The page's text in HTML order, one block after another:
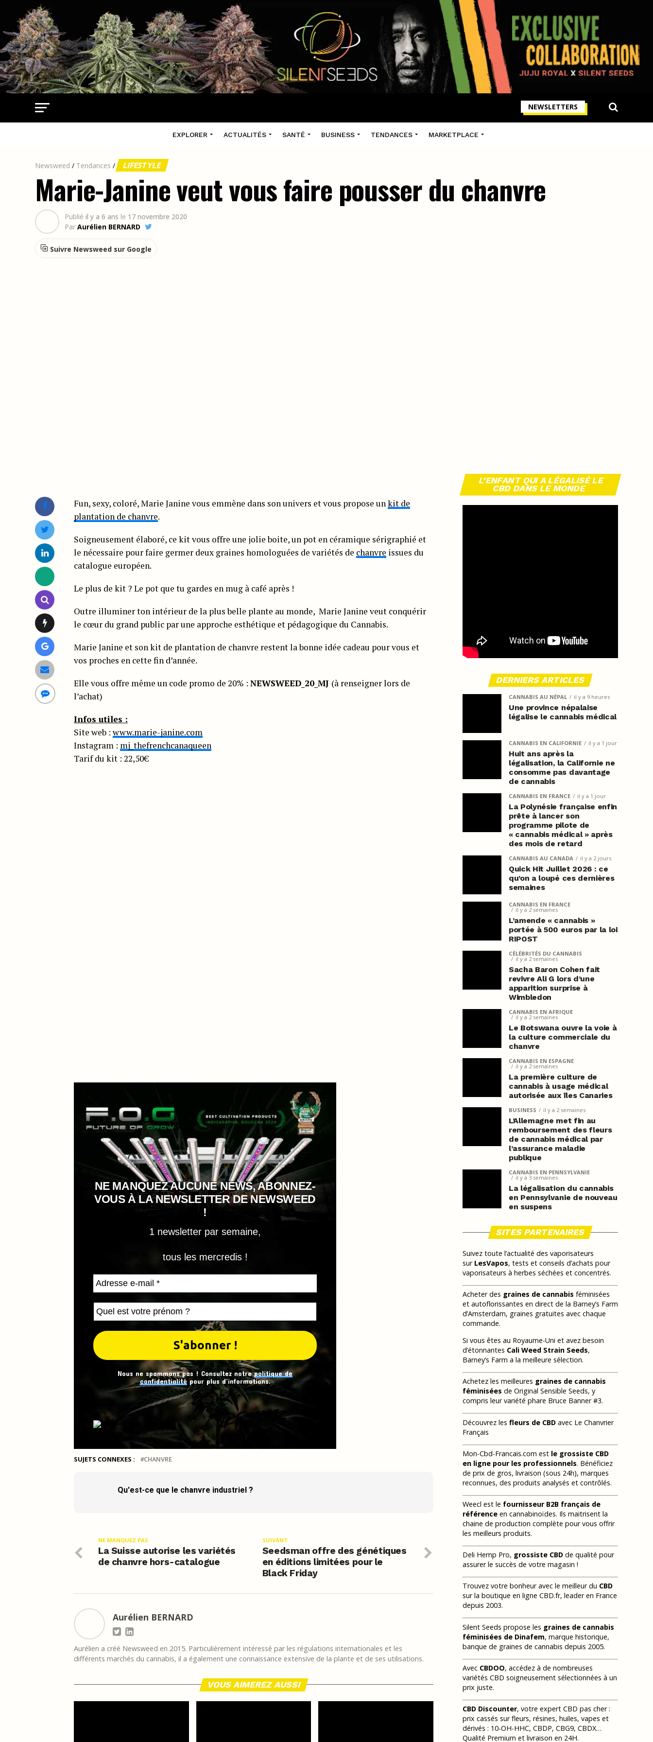
NEWSLETTERS
EXPLORER ACTUALITÉS SANTÉ BUSINESS TENDANCES MARKETPLACE
Newsweed / Tendances / LIFESTYLE
Marie-Janine veut vous faire pousser du chanvre
Publié il y a 6 ans le 17 novembre 2020
Par Aurélien BERNARD
Suivre Newsweed sur Google
Fun, sexy, coloré, Marie Janine vous emmène dans son univers et vous propose un kit de
plantation de chanvre.
Soigneusement élaboré, ce kit vous offre une jolie boite, un pot en céramique sérigraphié et
le nécessaire pour faire germer deux graines homologuées de variétés de chanvre issues du
catalogue européen.
Le plus de kit ? Le pot que tu gardes en mug à café après !
Outre illuminer ton intérieur de la plus belle plante au monde, Marie Janine veut conquérir
le cœur du grand public par une approche esthétique et pédagogique du Cannabis.
Marie Janine et son kit de plantation de chanvre restent la bonne idée cadeau pour vous et
vos proches en cette fin d’année.
Elle vous offre même un code promo de 20% : NEWSWEED_20_MJ (à renseigner lors de
l’achat)
Infos utiles :
Site web : www.marie-janine.com
Instagram : mj_thefrenchcanaqueen
Tarif du kit : 22,50€
NE MANQUEZ AUCUNE NEWS, ABONNEZ-
VOUS À LA NEWSLETTER DE NEWSWEED
!
1 newsletter par semaine,
tous les mercredis !
Nous ne spammons pas ! Consultez notrepolitique de
confidentialitépour plus d’informations.
SUJETS CONNEXES : CHANVRE
Qu'est-ce que le chanvre industriel ?
SUIVANT
Seedsman offre des génétiques
en éditions limitées pour le
Black Friday
NE MANQUEZ PAS
La Suisse autorise les variétés
de chanvre hors-catalogue
Aurélien BERNARD
Aurélien a créé Newsweed en 2015. Particulièrement intéressé par les régulations internationales et les
différents marchés du cannabis, il a également une connaissance extensive de la plante et de ses utilisations.
VOUS AIMEREZ AUSSI
L’ENFANT QUI A LÉGALISÉ LE
CBD DANS LE MONDE
DERNIERS ARTICLES
CANNABIS AU NÉPAL il y a 9 heures
Une province népalaise
légalise le cannabis médical
CANNABIS EN CALIFORNIE il y a 1 jour
Huit ans après la
légalisation, la Californie ne
consomme pas davantage
de cannabis
CANNABIS EN FRANCE il y a 1 jour
La Polynésie française enfin
prête à lancer son
programme pilote de
« cannabis médical » après
des mois de retard
CANNABIS AU CANADA il y a 2 jours
Quick Hit Juillet 2026 : ce
qu’on a loupé ces dernières
semaines
CANNABIS EN FRANCE
il y a 2 semaines
L’amende « cannabis »
portée à 500 euros par la loi
RIPOST
CÉLÉBRITÉS DU CANNABIS
il y a 2 semaines
Sacha Baron Cohen fait
revivre Ali G lors d’une
apparition surprise à
Wimbledon
CANNABIS EN AFRIQUE
il y a 2 semaines
Le Botswana ouvre la voie à
la culture commerciale du
chanvre
CANNABIS EN ESPAGNE
il y a 2 semaines
La première culture de
cannabis à usage médical
autorisée aux îles Canaries
BUSINESS il y a 2 semaines
L’Allemagne met fin au
remboursement des fleurs
de cannabis médical par
l’assurance maladie
publique
CANNABIS EN PENNSYLVANIE
il y a 3 semaines
La légalisation du cannabis
en Pennsylvanie de nouveau
en suspens
SITES PARTENAIRES
Suivez toute l’actualité des vaporisateurs
sur LesVapos, tests et conseils d’achats pour
vaporisateurs à herbes séchées et concentrés.
Acheter des graines de cannabis féminisées
et autoflorissantes en direct de la Barney’s Farm
d’Amsterdam, graines gratuites avec chaque
commande.
Si vous êtes au Royaume-Uni et avez besoin
d’étonnantes Cali Weed Strain Seeds,
Barney’s Farm a la meilleure sélection.
Achetez les meilleures graines de cannabis
féminisées de Original Sensible Seeds, y
compris leur variété phare Bruce Banner #3.
Découvrez les fleurs de CBD avec Le Chanvrier
Français
Mon-Cbd-Francais.com est le grossiste CBD
en ligne pour les professionnels. Bénéficiez
de prix de gros, livraison (sous 24h), marques
reconnues, des produits analysés et contrôlés.
Weecl est le fournisseur B2B français de
référence en cannabinoïdes. Ils maitrisent la
chaine de production complète pour vous offrir
les meilleurs produits.
Deli Hemp Pro, grossiste CBD de qualité pour
assurer le succès de votre magasin !
Trouvez votre bonheur avec le meilleur du CBD
sur la boutique en ligne CBD.fr, leader en France
depuis 2003.
Silent Seeds propose les graines de cannabis
féminisées de Dinafem, marque historique,
banque de graines de cannabis depuis 2005.
Avec CBDOO, accédez à de nombreuses
variétés CBD soigneusement sélectionnées à un
prix juste.
CBD Discounter, votre expert CBD pas cher :
prix cassés sur fleurs, résines, huiles, vapes et
dérivés : 10-OH-HHC, CBDP, CBG9, CBDX…
Qualité Premium et livraison en 24H.